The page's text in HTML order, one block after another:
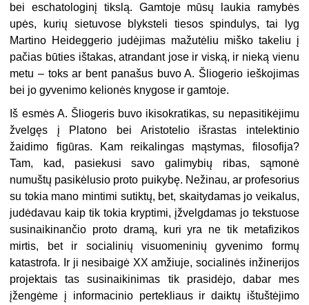
bei eschatologinį tikslą. Gamtoje mūsų laukia ramybės
upės, kurių sietuvose blyksteli tiesos spindulys, tai lyg
Martino Heideggerio judėjimas mažutėliu miško takeliu į
pačias būties ištakas, atrandant jose ir viską, ir nieką vienu
metu – toks ar bent panašus buvo A. Šliogerio ieškojimas
bei jo gyvenimo kelionės knygose ir gamtoje.
Iš esmės A. Šliogeris buvo ikisokratikas, su nepasitikėjimu
žvelgęs į Platono bei Aristotelio išrastas intelektinio
žaidimo figūras. Kam reikalingas mąstymas, filosofija?
Tam, kad, pasiekusi savo galimybių ribas, sąmonė
numuštų pasikėlusio proto puikybę. Nežinau, ar profesorius
su tokia mano mintimi sutiktų, bet, skaitydamas jo veikalus,
judėdavau kaip tik tokia kryptimi, įžvelgdamas jo tekstuose
susinaikinančio proto dramą, kuri yra ne tik metafizikos
mirtis, bet ir socialinių visuomeninių gyvenimo formų
katastrofa. Ir ji nesibaigė XX amžiuje, socialinės inžinerijos
projektais tas susinaikinimas tik prasidėjo, dabar mes
įžengėme į informacinio pertekliaus ir daiktų ištuštėjimo